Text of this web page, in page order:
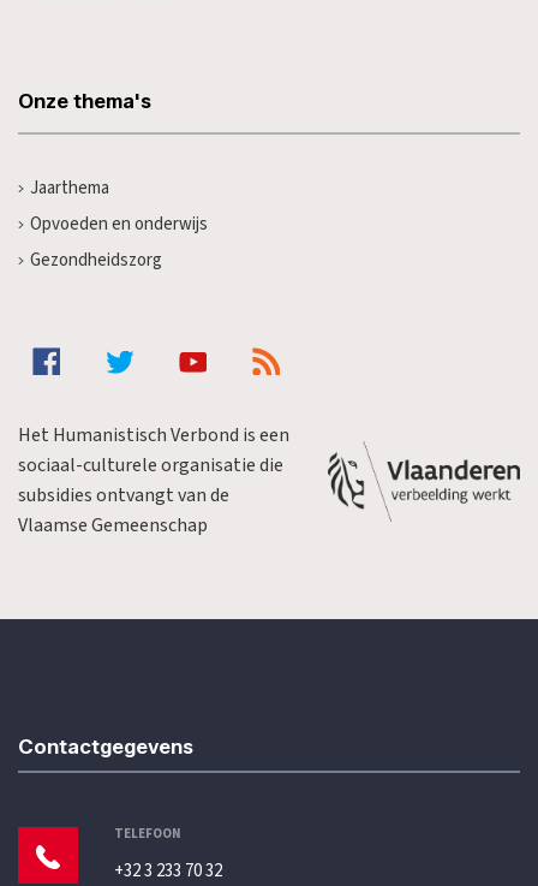
Onze thema's
Jaarthema
Opvoeden en onderwijs
Gezondheidszorg
Het Humanistisch Verbond is een
sociaal-culturele organisatie die
subsidies ontvangt van de
Vlaamse Gemeenschap
Contactgegevens
TELEFOON
+32 3 233 70 32